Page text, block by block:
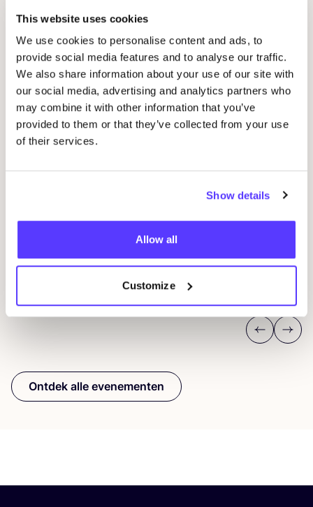
This website uses cookies
We use cookies to personalise content and ads, to
provide social media features and to analyse our traffic.
We also share information about your use of our site with
our social media, advertising and analytics partners who
may combine it with other information that you’ve
provided to them or that they’ve collected from your use
of their services.
Show details
Allow all
Customize
Gerelateerde evenementen
WorkshopREDje kleren: borduren met
REST
Pieter Reypenslei 4-6 2640 Mortsel België
REST
Previous
Next
Ontdek alle evenementen